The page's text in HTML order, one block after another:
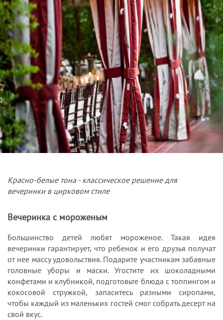
Красно-белые тона - классическое решение для
вечеринки в цирковом стиле
Вечеринка с мороженым
Большинство детей любят мороженое. Такая идея
вечеринки гарантирует, что ребенок и его друзья получат
от нее массу удовольствия. Подарите участникам забавные
головные уборы и маски. Угостите их шоколадными
конфетами и клубникой, подготовьте блюда с топпингом и
кокосовой стружкой, запаситесь разными сиропами,
чтобы каждый из маленьких гостей смог собрать десерт на
свой вкус.